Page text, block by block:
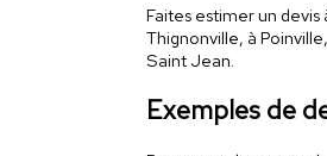
Faites estimer un
Thignonville, à
Saint Jean.
Exemples de